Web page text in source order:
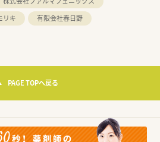
リキ 有限会社春日野
PAGE TOPへ戻る